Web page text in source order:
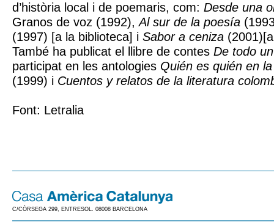
d’història local i de poemaris, com: Desde una
Granos de voz (1992),Al sur de la poesía
(1997) [a la biblioteca] i Sabor a ceniza
També ha publicat el llibre de contes De todo
participat en les antologies Quién es quién en
(1999) i Cuentos y relatos de la literatura
Font: Letralia
C/CÒRSEGA 299, ENTRESOL. 08008 BARCELONA